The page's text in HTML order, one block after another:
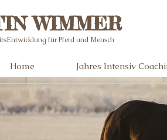
WIMMER
für Pferd und Mensch
Home Jahres Intensiv